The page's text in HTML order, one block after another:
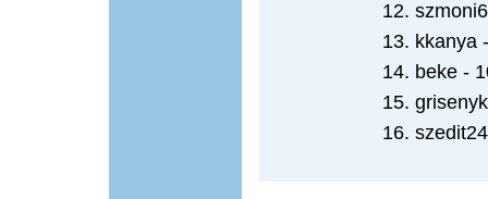
12.
13. kkanya
14. beke -
15.
16.